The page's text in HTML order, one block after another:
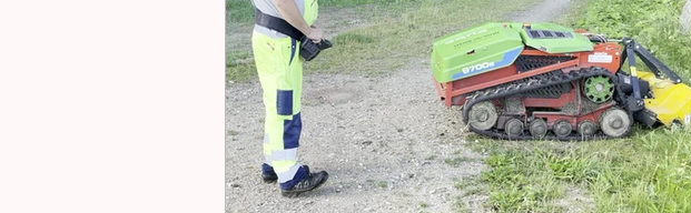
Natur Ro i Stavtrup Sport og motion
Stavtrup Mødes Støt lokalt